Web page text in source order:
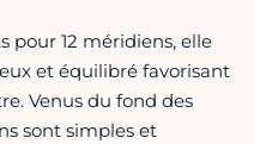
pour 12 méridiens, elle
et équilibré favorisant
Venus du fond des
sont simples et